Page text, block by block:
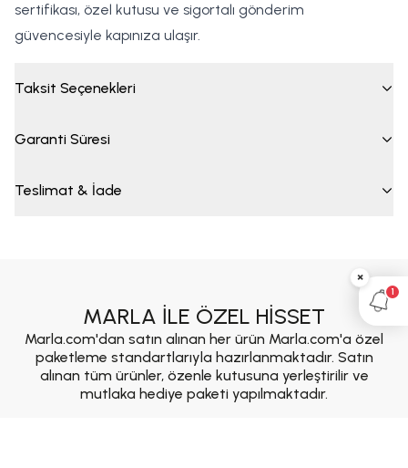
sertifikası, özel kutusu ve sigortalı gönderim
güvencesiyle kapınıza ulaşır.
Taksit Seçenekleri
Garanti Süresi
Teslimat & İade
MARLA İLE ÖZEL HİSSET
Marla.com'dan satın alınan her ürün Marla.com'a özel
paketleme standartlarıyla hazırlanmaktadır. Satın
alınan tüm ürünler, özenle kutusuna yerleştirilir ve
mutlaka hediye paketi yapılmaktadır.
×
1